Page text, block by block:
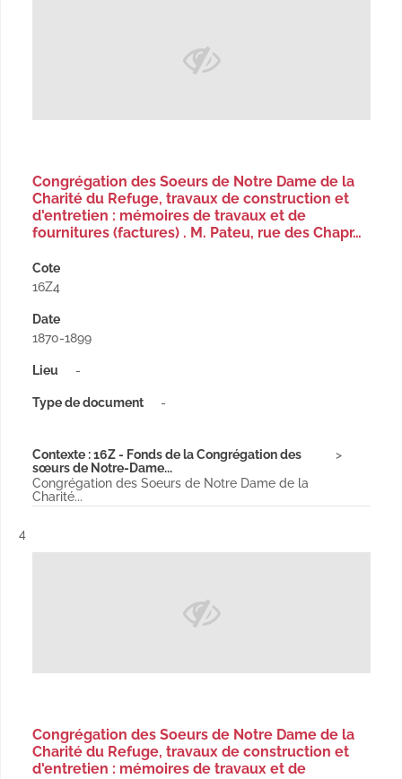
Congrégation des Soeurs de Notre Dame de la
Charité du Refuge, travaux de construction et
d'entretien : mémoires de travaux et de
fournitures (factures) . M. Pateu, rue des Chapr…
Cote
16Z4
Date
1870-1899
Lieu -
Type de document -
Contexte : 16Z - Fonds de la Congrégation des
sœurs de Notre-Dame...
Congrégation des Soeurs de Notre Dame de la
Charité...
Résultat n°
4
Congrégation des Soeurs de Notre Dame de la
Charité du Refuge, travaux de construction et
d'entretien : mémoires de travaux et de